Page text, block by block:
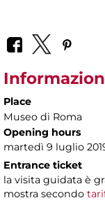
Place
Museo di Roma
Opening hours
martedì 9 luglio
Entrance ticket
la visita guidata è
mostra secondo